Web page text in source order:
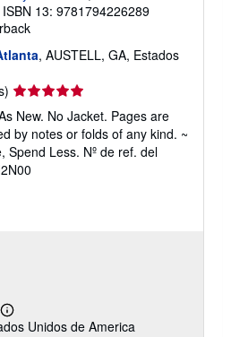
ISBN 13: 9781794226289
, AUSTELL, GA, Estados
Calificación
del
vendedor:
5
de
5
New. No Jacket. Pages are
by notes or folds of any kind. ~
Spend Less. Nº de ref. del
Más
información
Unidos de America